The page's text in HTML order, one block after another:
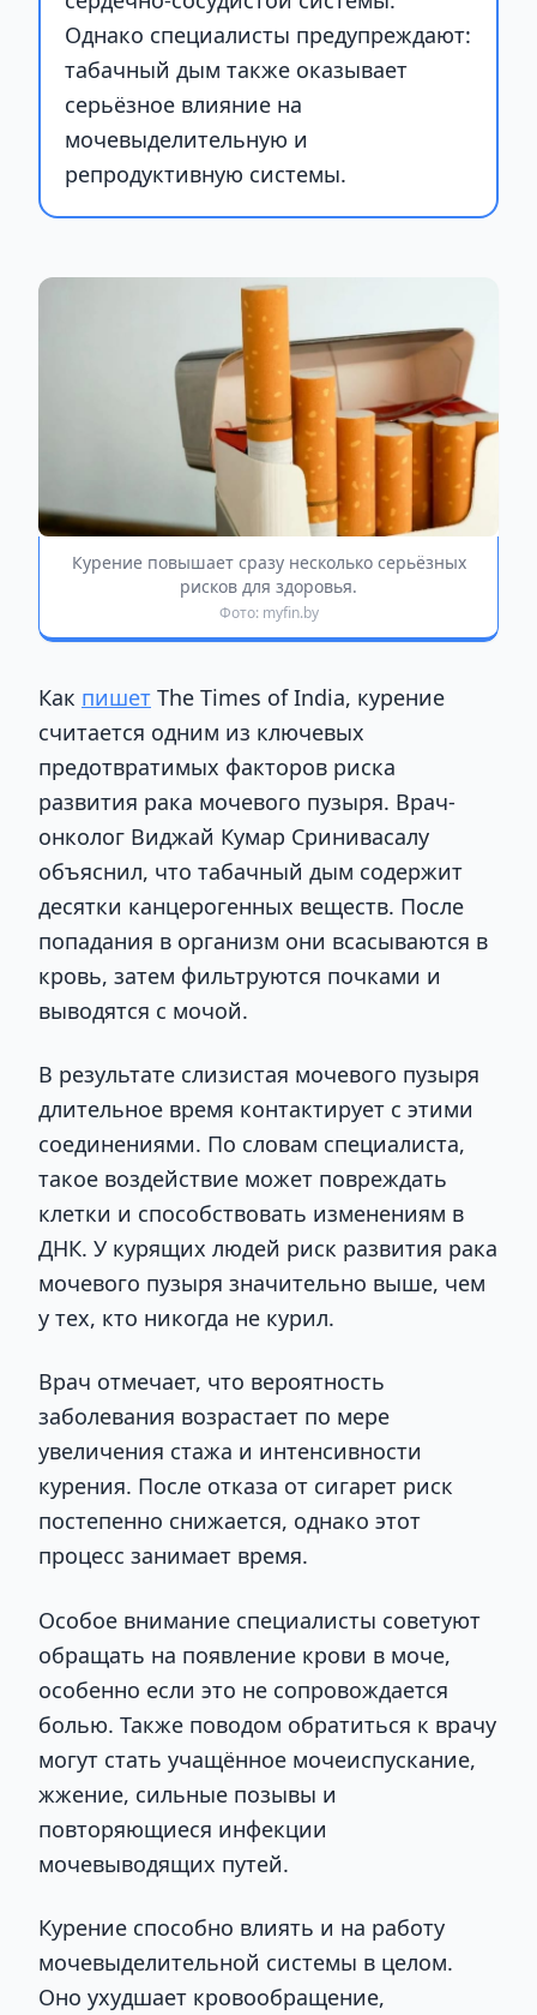
Однако специалисты предупреждают:
табачный дым также оказывает
серьёзное влияние на
мочевыделительную и
репродуктивную системы.
Курение повышает сразу несколько серьёзных
рисков для здоровья.
Фото: myfin.by
Как пишет The Times of India, курение
считается одним из ключевых
предотвратимых факторов риска
развития рака мочевого пузыря. Врач-
онколог Виджай Кумар Сринивасалу
объяснил, что табачный дым содержит
десятки канцерогенных веществ. После
попадания в организм они всасываются в
кровь, затем фильтруются почками и
выводятся с мочой.
В результате слизистая мочевого пузыря
длительное время контактирует с этими
соединениями. По словам специалиста,
такое воздействие может повреждать
клетки и способствовать изменениям в
ДНК. У курящих людей риск развития рака
мочевого пузыря значительно выше, чем
у тех, кто никогда не курил.
Врач отмечает, что вероятность
заболевания возрастает по мере
увеличения стажа и интенсивности
курения. После отказа от сигарет риск
постепенно снижается, однако этот
процесс занимает время.
Особое внимание специалисты советуют
обращать на появление крови в моче,
особенно если это не сопровождается
болью. Также поводом обратиться к врачу
могут стать учащённое мочеиспускание,
жжение, сильные позывы и
повторяющиеся инфекции
мочевыводящих путей.
Курение способно влиять и на работу
мочевыделительной системы в целом.
Оно ухудшает кровообращение,